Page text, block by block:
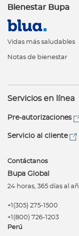
Bienestar Bupa
Vidas más saludables
Notas de bienestar
Servicios en línea
Pre-autorizaciones
Servicio al cliente
Contáctanos
Bupa Global
24 horas, 365 días al
+1(305) 275-1500
+1(800) 726-1203
Perú